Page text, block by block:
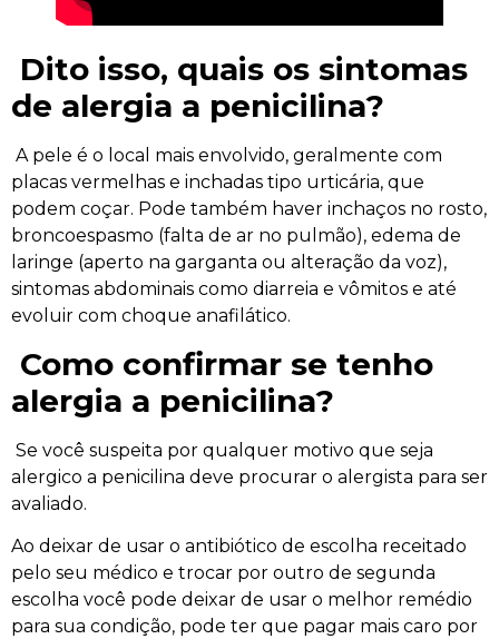
Dito isso, quais os sintomas
de alergia a penicilina?
A pele é o local mais envolvido, geralmente com
placas vermelhas e inchadas tipo urticária, que
podem coçar. Pode também haver inchaços no rosto,
broncoespasmo (falta de ar no pulmão), edema de
laringe (aperto na garganta ou alteração da voz),
sintomas abdominais como diarreia e vômitos e até
evoluir com choque anafilático.
Como confirmar se tenho
alergia a penicilina?
Se você suspeita por qualquer motivo que seja
alergico a penicilina deve procurar o alergista para ser
avaliado.
Ao deixar de usar o antibiótico de escolha receitado
pelo seu médico e trocar por outro de segunda
escolha você pode deixar de usar o melhor remédio
para sua condição, pode ter que pagar mais caro por